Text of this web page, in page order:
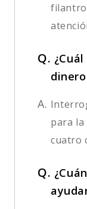
Q.
A.
para la
cuatro
Q.